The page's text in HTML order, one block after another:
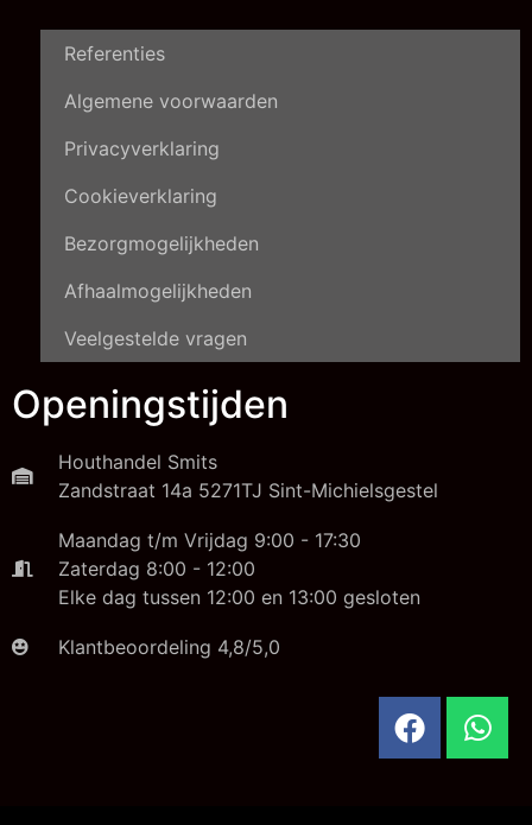
Referenties
Algemene voorwaarden
Privacyverklaring
Cookieverklaring
Bezorgmogelijkheden
Afhaalmogelijkheden
Veelgestelde vragen
Openingstijden
Houthandel Smits
Zandstraat 14a 5271TJ Sint-Michielsgestel
Maandag t/m Vrijdag 9:00 - 17:30
Zaterdag 8:00 - 12:00
Elke dag tussen 12:00 en 13:00 gesloten
Klantbeoordeling 4,8/5,0